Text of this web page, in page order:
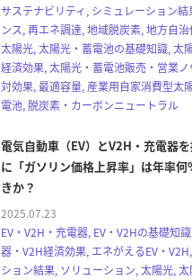
サステナビリティ, シミュレーション結
ンス, 再エネ調達, 地域脱炭素, 地方自
太陽光, 太陽光・蓄電池の基礎知識, 太
経済効果, 太陽光・蓄電池販売・営業ノ
対効果, 最適容量, 産業用自家消費型太
電池, 脱炭素・カーボンニュートラル
電気自動車（EV）とV2H・充電器
に「ガソリン価格上昇率」は年率
きか？
2025.07.23
EV・V2H・充電器, EV・V2Hの基礎知
器・V2H経済効果, エネがえるEV・
ション結果, ソリューション, 太陽光,